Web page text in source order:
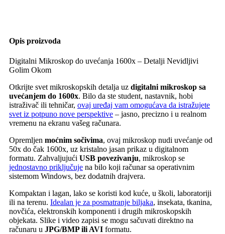
Opis proizvoda
Digitalni Mikroskop do uvećanja 1600x – Detalji Nevidljivi
Golim Okom
Otkrijte svet mikroskopskih detalja uz digitalni mikroskop sa
uvećanjem do 1600x. Bilo da ste student, nastavnik, hobi
istraživač ili tehničar, ovaj uređaj vam omogućava da istražujete
svet iz potpuno nove perspektive – jasno, precizno i u realnom
vremenu na ekranu vašeg računara.
Opremljen moćnim sočivima, ovaj mikroskop nudi uvećanje od
50x do čak 1600x, uz kristalno jasan prikaz u digitalnom
formatu. Zahvaljujući USB povezivanju, mikroskop se
jednostavno priključuje na bilo koji računar sa operativnim
sistemom Windows, bez dodatnih drajvera.
Kompaktan i lagan, lako se koristi kod kuće, u školi, laboratoriji
ili na terenu. Idealan je za posmatranje biljaka, insekata, tkanina,
novčića, elektronskih komponenti i drugih mikroskopskih
objekata. Slike i video zapisi se mogu sačuvati direktno na
računaru u JPG/BMP ili AVI formatu.